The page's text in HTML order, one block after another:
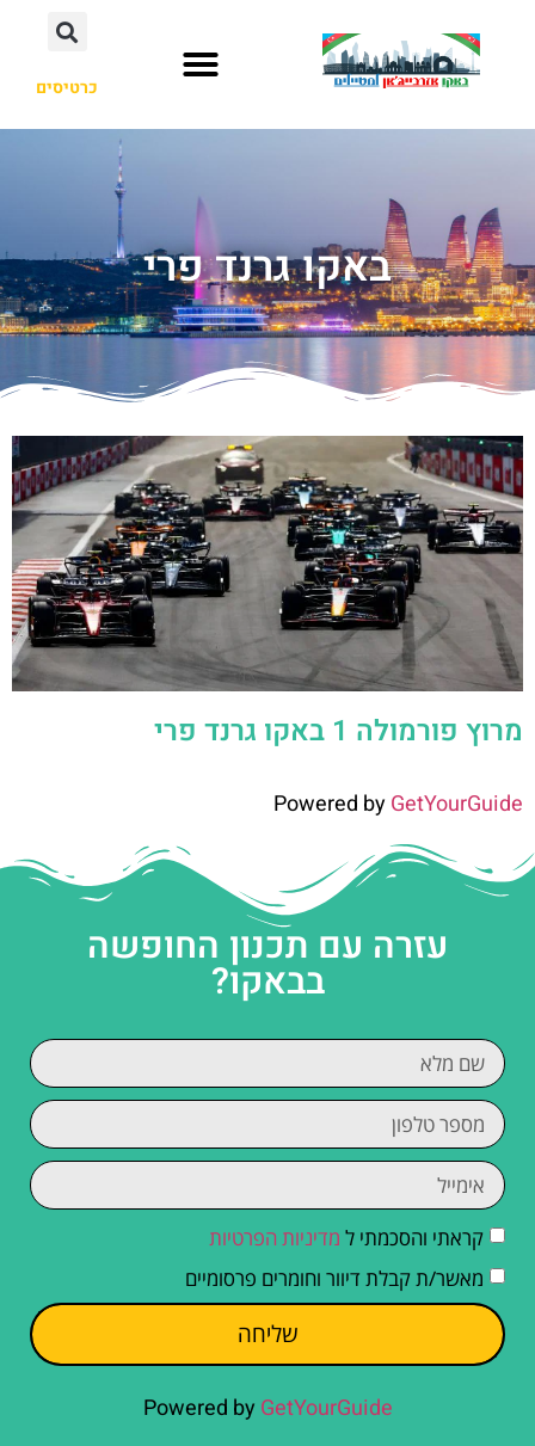
כרטיסים
באקו גרנד פרי
מרוץ פורמולה 1 באקו גרנד פרי
Powered byGetYourGuide
עזרה עם תכנון החופשה
בבאקו?
קראתי והסכמתי ל מדיניות הפרטיות
מאשר/ת קבלת דיוור וחומרים פרסומיים
שליחה
Powered by GetYourGuide